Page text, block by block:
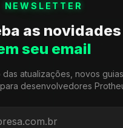
NEWSLETTER
as novidades
seu email
atualizações, novos
desenvolvedores